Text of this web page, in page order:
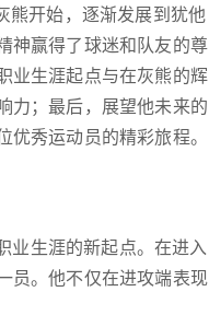
熊开始，逐渐发展到犹他
神赢得了球迷和队友的尊
业生涯起点与在灰熊的辉
力；最后，展望他未来的
秀运动员的精彩旅程。
业生涯的新起点。在进入
员。他不仅在进攻端表现